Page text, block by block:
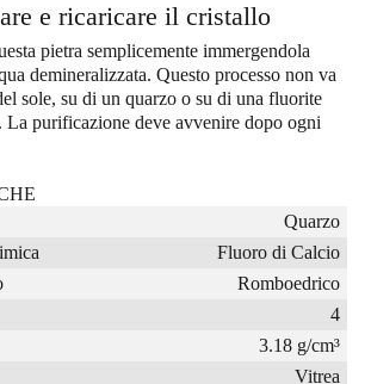
e ricaricare il cristallo
pietra semplicemente immergendola
demineralizzata. Questo processo non va
sole, su di un quarzo o su di una fluorite
La purificazione deve avvenire dopo ogni
Quarzo
Fluoro di Calcio
Romboedrico
4
3.18 g/cm³
Vitrea